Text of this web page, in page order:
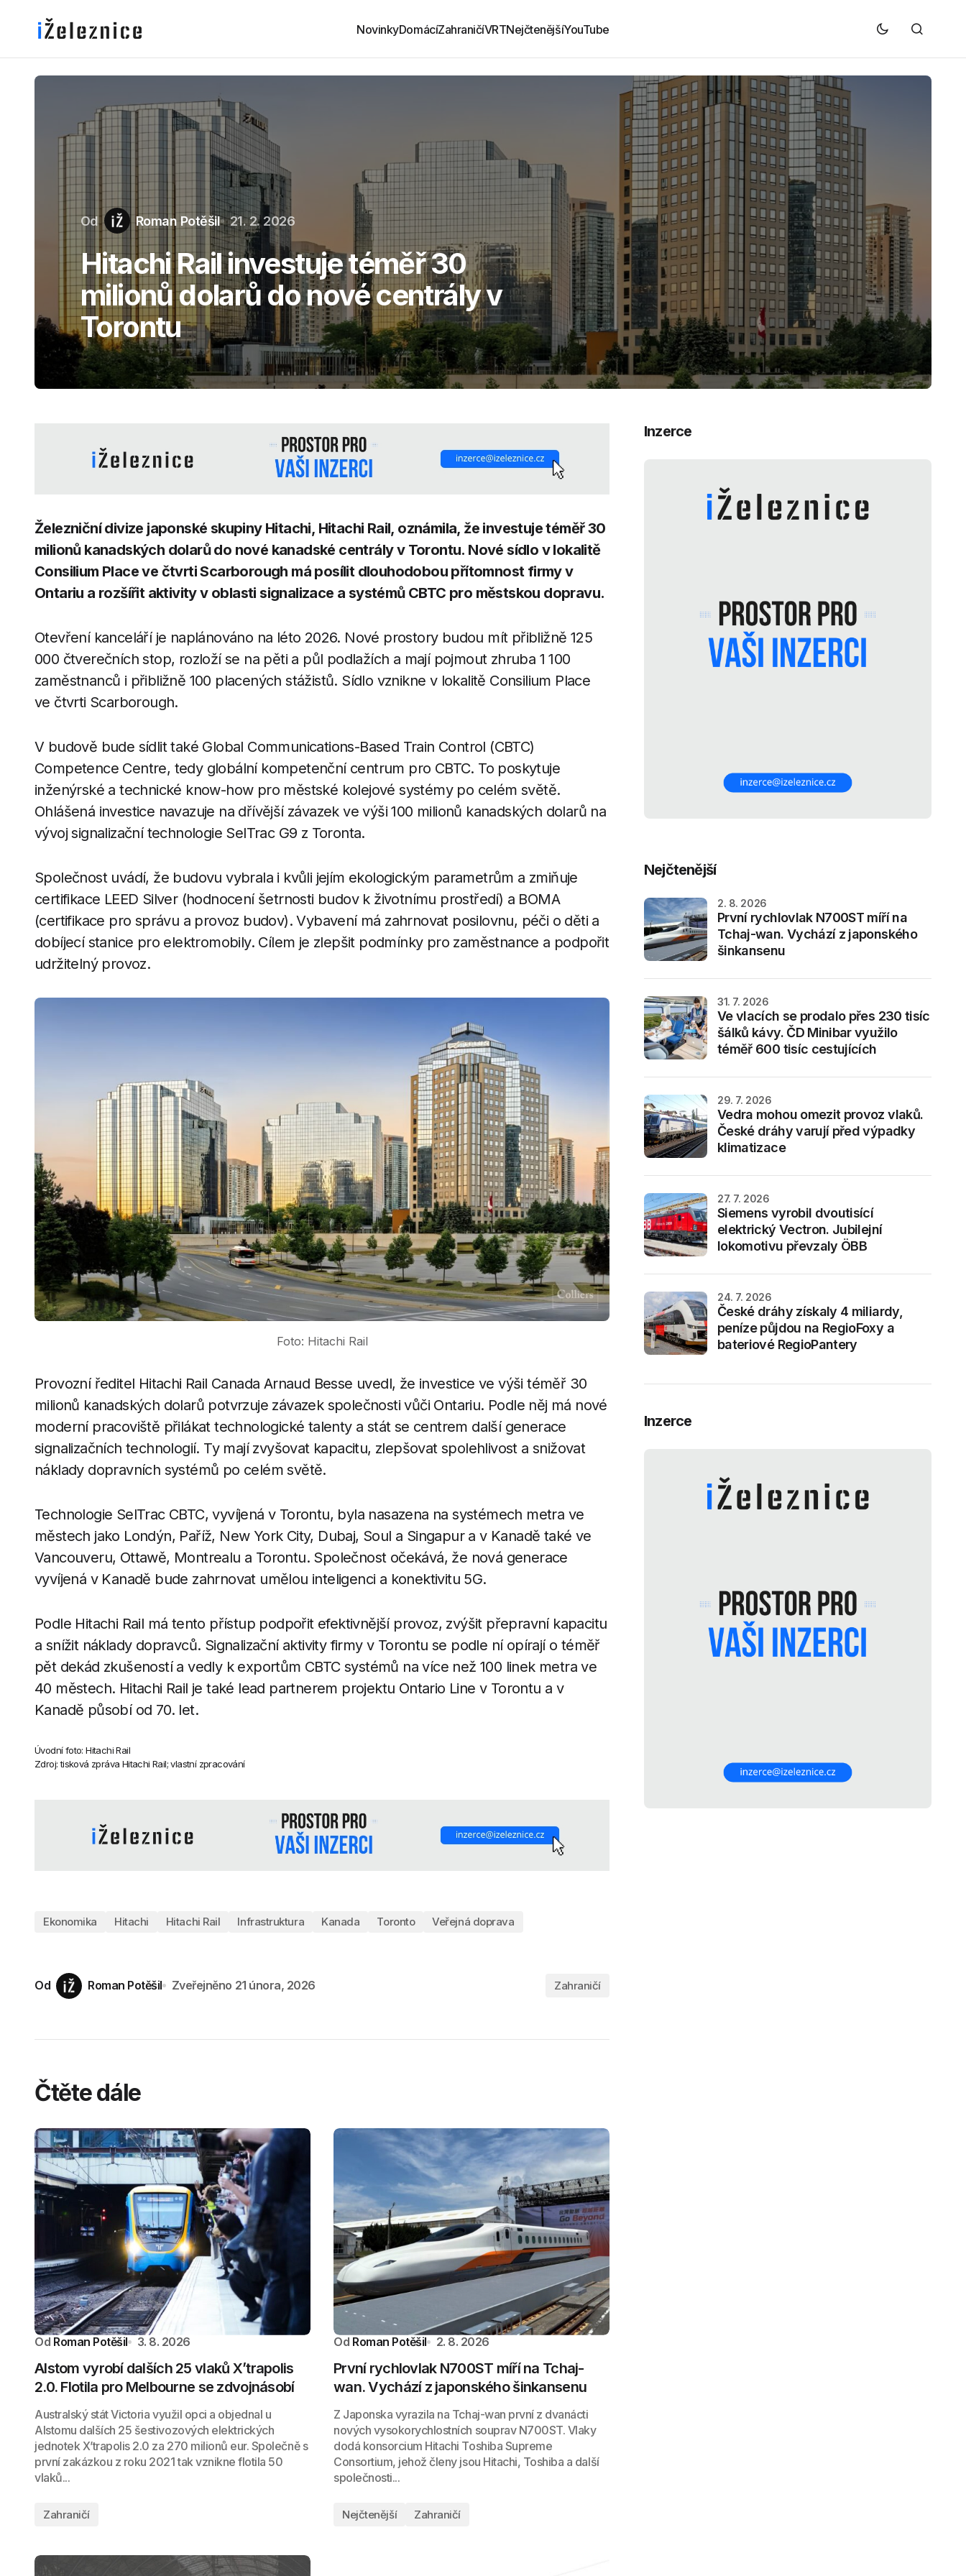
NovinkyDomácíZahraničíVRTNejčtenějšíYouTube
Od Roman Potěšil 21. 2. 2026
Hitachi Rail investuje téměř 30
milionů dolarů do nové centrály v
Torontu
Železniční divize japonské skupiny Hitachi, Hitachi Rail, oznámila, že investuje téměř 30
milionů kanadských dolarů do nové kanadské centrály v Torontu. Nové sídlo v lokalitě
Consilium Place ve čtvrti Scarborough má posílit dlouhodobou přítomnost firmy v
Ontariu a rozšířit aktivity v oblasti signalizace a systémů CBTC pro městskou dopravu.
Otevření kanceláří je naplánováno na léto 2026. Nové prostory budou mít přibližně 125
000 čtverečních stop, rozloží se na pěti a půl podlažích a mají pojmout zhruba 1 100
zaměstnanců i přibližně 100 placených stážistů. Sídlo vznikne v lokalitě Consilium Place
ve čtvrti Scarborough.
V budově bude sídlit také Global Communications-Based Train Control (CBTC)
Competence Centre, tedy globální kompetenční centrum pro CBTC. To poskytuje
inženýrské a technické know-how pro městské kolejové systémy po celém světě.
Ohlášená investice navazuje na dřívější závazek ve výši 100 milionů kanadských dolarů na
vývoj signalizační technologie SelTrac G9 z Toronta.
Společnost uvádí, že budovu vybrala i kvůli jejím ekologickým parametrům a zmiňuje
certifikace LEED Silver (hodnocení šetrnosti budov k životnímu prostředí) a BOMA
(certifikace pro správu a provoz budov). Vybavení má zahrnovat posilovnu, péči o děti a
dobíjecí stanice pro elektromobily. Cílem je zlepšit podmínky pro zaměstnance a podpořit
udržitelný provoz.
Foto: Hitachi Rail
Provozní ředitel Hitachi Rail Canada Arnaud Besse uvedl, že investice ve výši téměř 30
milionů kanadských dolarů potvrzuje závazek společnosti vůči Ontariu. Podle něj má nové
moderní pracoviště přilákat technologické talenty a stát se centrem další generace
signalizačních technologií. Ty mají zvyšovat kapacitu, zlepšovat spolehlivost a snižovat
náklady dopravních systémů po celém světě.
Technologie SelTrac CBTC, vyvíjená v Torontu, byla nasazena na systémech metra ve
městech jako Londýn, Paříž, New York City, Dubaj, Soul a Singapur a v Kanadě také ve
Vancouveru, Ottawě, Montrealu a Torontu. Společnost očekává, že nová generace
vyvíjená v Kanadě bude zahrnovat umělou inteligenci a konektivitu 5G.
Podle Hitachi Rail má tento přístup podpořit efektivnější provoz, zvýšit přepravní kapacitu
a snížit náklady dopravců. Signalizační aktivity firmy v Torontu se podle ní opírají o téměř
pět dekád zkušeností a vedly k exportům CBTC systémů na více než 100 linek metra ve
40 městech. Hitachi Rail je také lead partnerem projektu Ontario Line v Torontu a v
Kanadě působí od 70. let.
Úvodní foto: Hitachi Rail
Zdroj: tisková zpráva Hitachi Rail; vlastní zpracování
Ekonomika Hitachi Hitachi Rail Infrastruktura Kanada Toronto Veřejná doprava
Od Roman Potěšil Zveřejněno 21 února, 2026 Zahraničí
Čtěte dále
Od Roman Potěšil 3. 8. 2026
Alstom vyrobí dalších 25 vlaků X’trapolis
2.0. Flotila pro Melbourne se zdvojnásobí
Australský stát Victoria využil opci a objednal u
Alstomu dalších 25 šestivozových elektrických
jednotek X’trapolis 2.0 za 270 milionů eur. Společně s
první zakázkou z roku 2021 tak vznikne flotila 50
vlaků...
Zahraničí
Od Roman Potěšil 2. 8. 2026
První rychlovlak N700ST míří na Tchaj-
wan. Vychází z japonského šinkansenu
Z Japonska vyrazila na Tchaj-wan první z dvanácti
nových vysokorychlostních souprav N700ST. Vlaky
dodá konsorcium Hitachi Toshiba Supreme
Consortium, jehož členy jsou Hitachi, Toshiba a další
společnosti...
Nejčtenější Zahraničí
Inzerce
Nejčtenější
První rychlovlak N700ST míří na
Tchaj-wan. Vychází z japonského
šinkansenu
2. 8. 2026
Ve vlacích se prodalo přes 230 tisíc
šálků kávy. ČD Minibar využilo
téměř 600 tisíc cestujících
31. 7. 2026
Vedra mohou omezit provoz vlaků.
České dráhy varují před výpadky
klimatizace
29. 7. 2026
Siemens vyrobil dvoutisící
elektrický Vectron. Jubilejní
lokomotivu převzaly ÖBB
27. 7. 2026
České dráhy získaly 4 miliardy,
peníze půjdou na RegioFoxy a
bateriové RegioPantery
24. 7. 2026
Inzerce